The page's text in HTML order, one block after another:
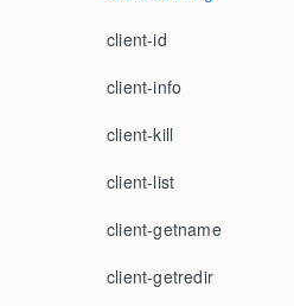
HyperLogLog
布隆过滤器
发布/订阅
client-id
client-info
client-kill
client-list
client-getname
client-getredir